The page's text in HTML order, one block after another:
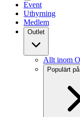
Event
Uthyrning
Medlem
Outlet
Allt inom
Populärt